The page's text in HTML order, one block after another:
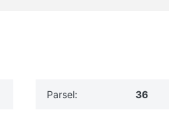
Parsel: 36